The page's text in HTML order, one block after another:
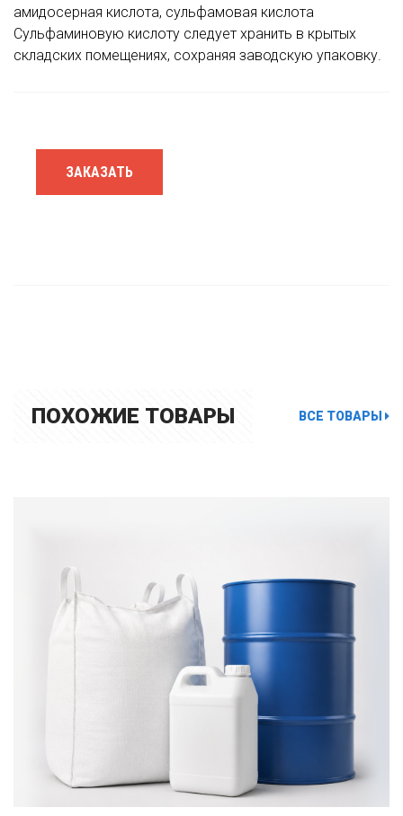
амидосерная кислота, сульфамовая кислота
Сульфаминовую кислоту следует хранить в крытых
складских помещениях, сохраняя заводскую упаковку.
ЗАКАЗАТЬ
ПОХОЖИЕ ТОВАРЫ ВСЕ ТОВАРЫ